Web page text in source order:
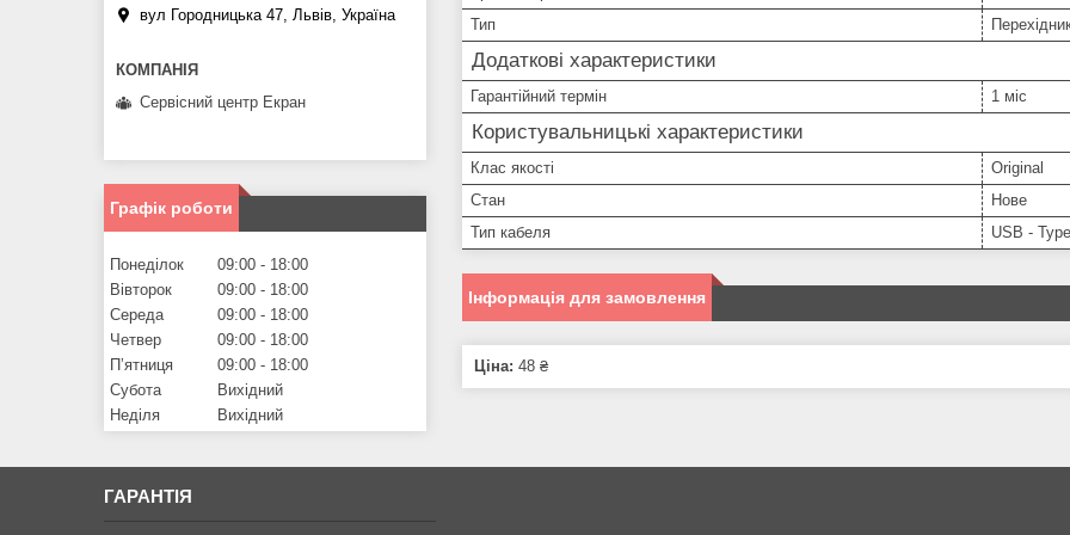
Тип
Додаткові характеристики
Гарантійний термін 1 міс
Користувальницькі характеристики
Клас якості
Original
Стан
Нове
Тип кабеля
USB -
Інформація для замовлення
Ціна: 48 ₴
вул Городницька 47, Львів, Україна
Сервісний центр Екран
Графік роботи
Понеділок 09:00
18:00
Вівторок
09:00
18:00
Середа
09:00
18:00
Четвер
09:00
18:00
Пʼятниця
09:00
18:00
Субота
Вихідний
Неділя
Вихідний
ГАРАНТІЯ